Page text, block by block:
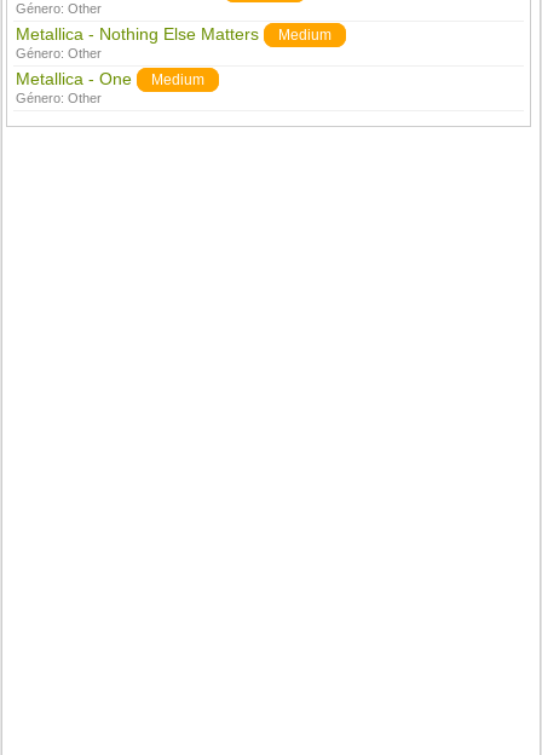
Género:Other
Metallica - Nothing Else Matters Medium
Género:Other
Metallica - One Medium
Género:Other